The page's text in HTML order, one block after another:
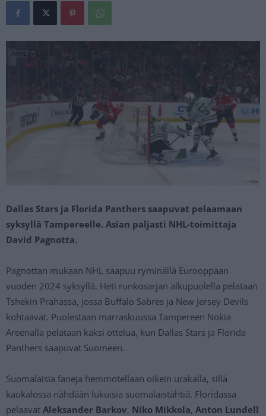
Dallas Stars ja Florida Panthers saapuvat pelaamaan
syksyllä Tampereelle. Asian paljasti NHL-toimittaja
David Pagnotta.
Pagnottan mukaan NHL saapuu ryminällä Eurooppaan
vuoden 2024 syksyllä. Heti runkosarjan alkupuolella pelataan
Tshekin Prahassa, jossa Buffalo Sabres ja New Jersey Devils
kohtaavat. Puolestaan marraskuussa Tampereen Nokia
Areenalla pelataan kaksi ottelua, kun Dallas Stars ja Florida
Panthers saapuvat Suomeen.
Suomalaisia faneja hemmotellaan oikein urakalla, sillä
kaukalossa nähdään lukuisia suomalaistähtiä. Floridassa
pelaavat Aleksander Barkov, Niko Mikkola, Anton Lundell